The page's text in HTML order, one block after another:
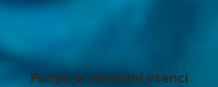
Pohyb je základní esencí